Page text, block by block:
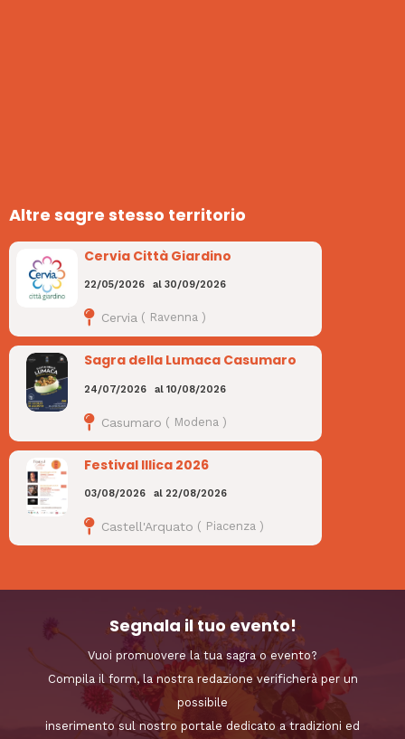
Altre sagre stesso territorio
Cervia Città Giardino
22/05/2026 al 30/09/2026
Cervia ( Ravenna)
Sagra della Lumaca Casumaro
24/07/2026 al 10/08/2026
Casumaro ( Modena )
Festival Illica 2026
03/08/2026 al 22/08/2026
Castell'Arquato ( Piacenza)
Segnala il tuo evento!
Vuoi promuovere la tua sagra o evento?
Compila il form, la nostra redazione verificherà per un
possibile
inserimento sul nostro portale dedicato a tradizioni ed